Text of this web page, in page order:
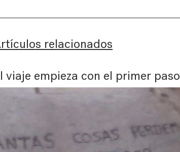
relacionados
viaje empieza con el primer paso